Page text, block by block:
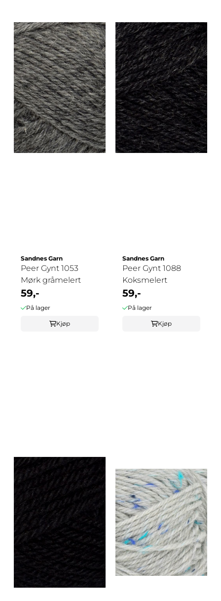
Sandnes Garn
Peer Gynt 1053
Mørk gråmelert
59,-
På lager
Kjøp
Sandnes Garn
Peer Gynt 1088
Koksmelert
59,-
På lager
Kjøp